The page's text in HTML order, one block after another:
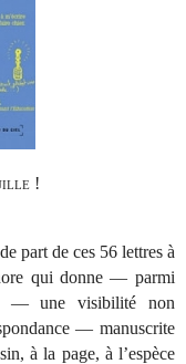
!
part de ces 56 lettres à
qui donne — parmi
— une visibilité non
— manuscrite
à la page, à l’espèce